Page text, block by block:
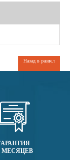
Назад в раздел
МЕСЯЦЕВ